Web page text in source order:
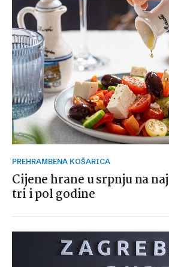
PREHRAMBENA KOŠARICA
Cijene hrane u srpnju na
tri i pol godine